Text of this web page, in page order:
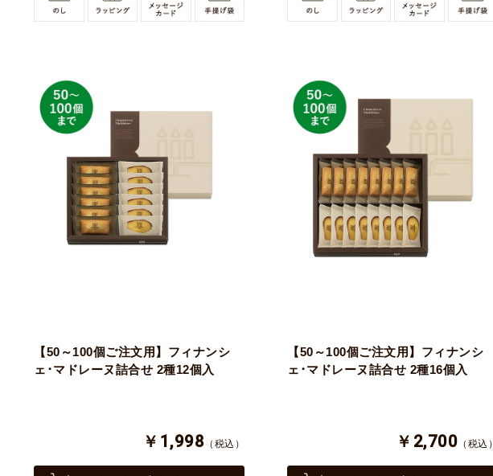
【50～100個ご注文用】フィナンシ
ェ･マドレーヌ詰合せ 2種12個入
￥1,998 （税込）
【50～100個ご注文用】フィナンシ
ェ･マドレーヌ詰合せ 2種16個入
￥2,700 （税込）